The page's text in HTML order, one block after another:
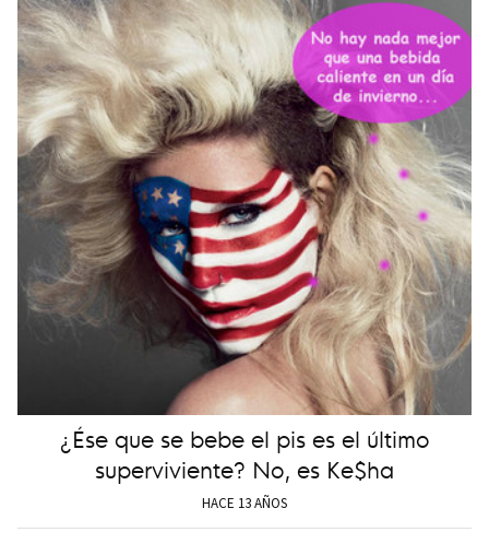
¿Ése que se bebe el pis es el último
superviviente? No, es Ke$ha
HACE 13 AÑOS